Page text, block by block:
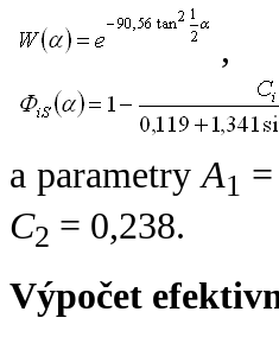
,
a parametryA1
C2 = 0,238.
Výpočet